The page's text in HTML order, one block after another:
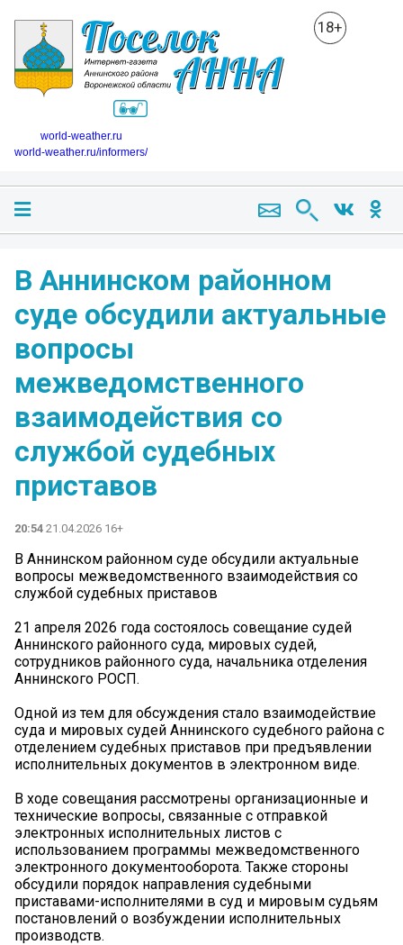
18+
world-weather.ru
world-weather.ru/informers/
В Аннинском районном
суде обсудили актуальные
вопросы
межведомственного
взаимодействия со
службой судебных
приставов
20:54 21.04.2026 16+
В Аннинском районном суде обсудили актуальные
вопросы межведомственного взаимодействия со
службой судебных приставов
21 апреля 2026 года состоялось совещание судей
Аннинского районного суда, мировых судей,
сотрудников районного суда, начальника отделения
Аннинского РОСП.
Одной из тем для обсуждения стало взаимодействие
суда и мировых судей Аннинского судебного района с
отделением судебных приставов при предъявлении
исполнительных документов в электронном виде.
В ходе совещания рассмотрены организационные и
технические вопросы, связанные с отправкой
электронных исполнительных листов с
использованием программы межведомственного
электронного документооборота. Также стороны
обсудили порядок направления судебными
приставами-исполнителями в суд и мировым судьям
постановлений о возбуждении исполнительных
производств.